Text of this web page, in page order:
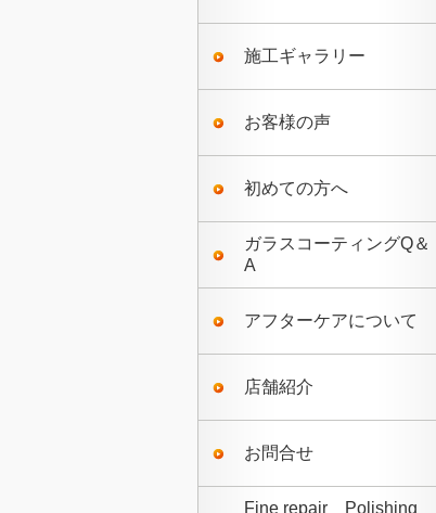
施工ギャラリー
お客様の声
初めての方へ
ガラスコーティングQ＆
A
アフターケアについて
店舗紹介
お問合せ
Fine repair Polishing